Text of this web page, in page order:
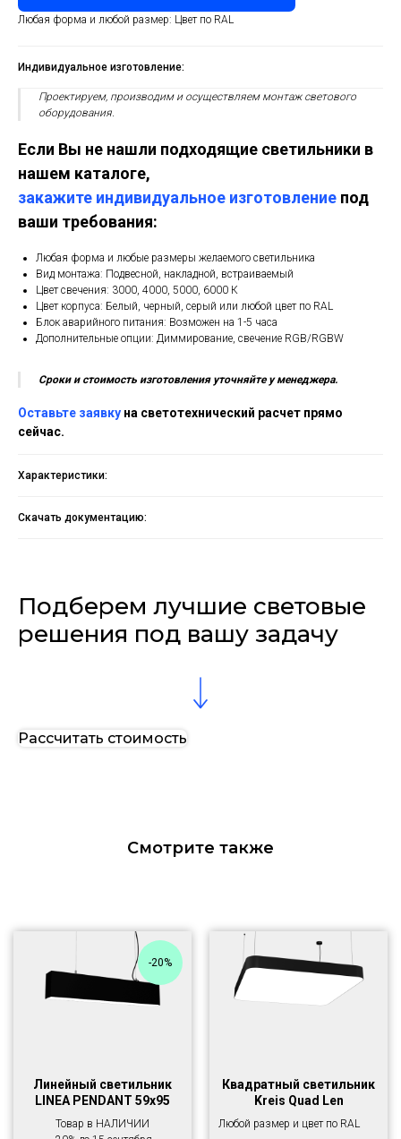
Любая форма и любой размер: Цвет по RAL
Индивидуальное изготовление:
Проектируем, производим и осуществляем монтаж светового
оборудования.
Если Вы не нашли подходящие светильники в
нашем каталоге,
закажите индивидуальное изготовление под
ваши требования:
Любая форма и любые размеры желаемого светильника
Вид монтажа: Подвесной, накладной, встраиваемый
Цвет свечения: 3000, 4000, 5000, 6000 К
Цвет корпуса: Белый, черный, серый или любой цвет по RAL
Блок аварийного питания: Возможен на 1-5 часа
Дополнительные опции: Диммирование, свечение RGB/RGBW
Сроки и стоимость изготовления уточняйте у менеджера.
Оставьте заявку на светотехнический расчет прямо
сейчас.
Характеристики:
Скачать документацию:
Подберем лучшие световые
решения под вашу задачу
Рассчитать стоимость
Смотрите также
-20%
Линейный светильник
LINEA PENDANT 59х95
Товар в НАЛИЧИИ
Квадратный светильник
Kreis Quad Len
Любой размер и цвет по RAL